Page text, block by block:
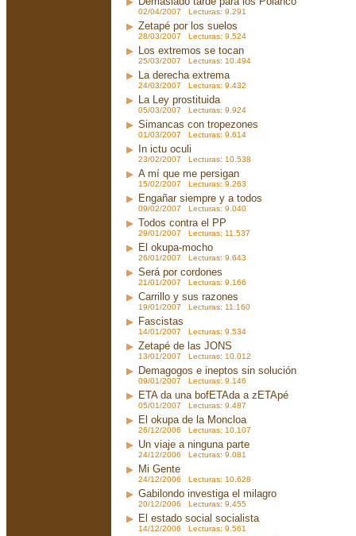
02/04/2007 Lecturas: 9.291
Zetapé por los suelos
28/03/2007 Lecturas: 9.524
Los extremos se tocan
25/03/2007 Lecturas: 10.494
La derecha extrema
24/03/2007 Lecturas: 9.432
La Ley prostituida
05/03/2007 Lecturas: 9.924
Simancas con tropezones
01/03/2007 Lecturas: 9.614
In ictu oculi
23/02/2007 Lecturas: 10.538
A mí que me persigan
15/02/2007 Lecturas: 9.263
Engañar siempre y a todos
09/02/2007 Lecturas: 9.040
Todos contra el PP
29/01/2007 Lecturas: 11.537
El okupa-mocho
26/01/2007 Lecturas: 9.643
Será por cordones
21/01/2007 Lecturas: 9.166
Carrillo y sus razones
19/01/2007 Lecturas: 11.160
Fascistas
14/01/2007 Lecturas: 9.534
Zetapé de las JONS
13/01/2007 Lecturas: 10.012
Demagogos e ineptos sin solución
09/01/2007 Lecturas: 9.146
ETA da una bofETAda a zETApé
05/01/2007 Lecturas: 9.487
El okupa de la Moncloa
26/12/2006 Lecturas: 10.107
Un viaje a ninguna parte
24/12/2006 Lecturas: 9.081
Mi Gente
24/12/2006 Lecturas: 10.628
Gabilondo investiga el milagro
20/12/2006 Lecturas: 9.455
El estado social socialista
14/12/2006 Lecturas: 9.561